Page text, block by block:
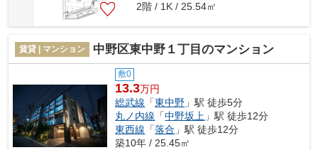
2階 / 1K / 25.54㎡
賃貸 | マンション 中野区東中野１丁目のマンション
敷0
13.3万円
総武線 「東中野 」駅 徒歩5分
丸ノ内線 「中野坂上 」駅 徒歩12分
東西線 「落合 」駅 徒歩12分
築10年 / 25.45㎡